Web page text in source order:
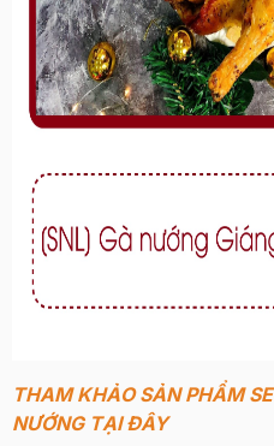
THAM KHẢO SẢN PHẨM
NƯỚNG TẠI ĐÂY